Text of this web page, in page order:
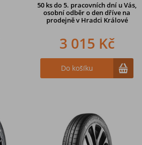
50 ksdo 5. pracovních dní u Vás,
osobní odběr o den dříve na
prodejněv Hradci Králové
3 015 Kč
Do košíku